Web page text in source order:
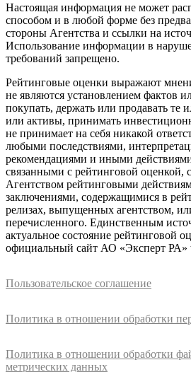
Настоящая информация не может
способом и в любой форме без
стороны Агентства и ссылки на
Использование информации в
требований запрещено.
Рейтинговые оценки выражают
не являются установлением фактов
покупать, держать или продавать те
или активы, принимать
не принимает на себя никакой
любыми последствиями,
рекомендациями и иными
связанными с рейтинговой оценкой,
Агентством рейтинговыми
заключениями, содержащимися в
релизах, выпущенных агентством,
перечисленного. Единственным
актуальное состояние рейтинговой
официальный сайт АО «Эксперт РА»
Пользовательское соглашение
Политика в отношении обработки
Политика в отношении обработки
метрических данных